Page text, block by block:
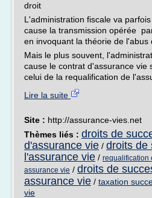
droit
L'administration fiscale va
cause la transmission opérée
en invoquant la théorie de l'abus
Mais le plus souvent,
cause le contrat d'assurance vie
celui de la requalification de
Lire la suite
Site : http://assurance-vies.net
Thèmes liés : droits de
d'assurance vie / droits de
l'assurance vie / requalification
assurance vie / droits de
assurance vie / taxation
vie